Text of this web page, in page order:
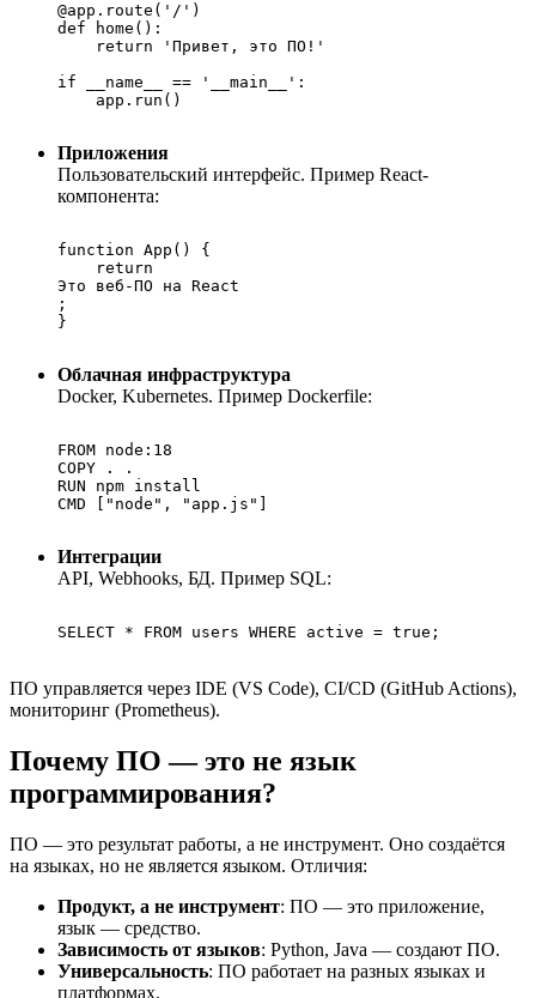
@app.route('/')
def home():
    return 'Привет, это ПО!'
if __name__ == '__main__':
    app.run()
Приложения
Пользовательский интерфейс. Пример React-
компонента:
function App() {
    return
Это веб-ПО на React
;
}
Облачная инфраструктура
Docker, Kubernetes. Пример Dockerfile:
FROM node:18
COPY . .
RUN npm install
CMD ["node", "app.js"]
Интеграции
API, Webhooks, БД. Пример SQL:
SELECT * FROM users WHERE active = true;
ПО управляется через IDE (VS Code), CI/CD (GitHub Actions),
мониторинг (Prometheus).
Почему ПО — это не язык
программирования?
ПО — это результат работы, а не инструмент. Оно создаётся
на языках, но не является языком. Отличия:
Продукт, а не инструмент: ПО — это приложение,
язык — средство.
Зависимость от языков: Python, Java — создают ПО.
Универсальность: ПО работает на разных языках и
платформах.